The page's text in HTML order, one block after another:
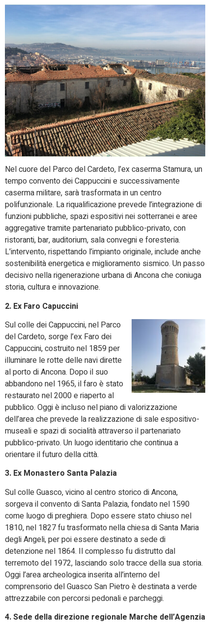
Nel cuore del Parco del Cardeto, l’ex caserma Stamura, un
tempo convento dei Cappuccini e successivamente
caserma militare, sarà trasformata in un centro
polifunzionale. La riqualiﬁcazione prevede l’integrazione di
funzioni pubbliche, spazi espositivi nei sotterranei e aree
aggregative tramite partenariato pubblico-privato, con
ristoranti, bar, auditorium, sala convegni e foresteria.
L’intervento, rispettando l’impianto originale, include anche
sostenibilità energetica e miglioramento sismico. Un passo
decisivo nella rigenerazione urbana di Ancona che coniuga
storia, cultura e innovazione.
2. Ex Faro Capuccini
Sul colle dei Cappuccini, nel Parco
del Cardeto, sorge l’ex Faro dei
Cappuccini, costruito nel 1859 per
illuminare le rotte delle navi dirette
al porto di Ancona. Dopo il suo
abbandono nel 1965, il faro è stato
restaurato nel 2000 e riaperto al
pubblico. Oggi è incluso nel piano di valorizzazione
dell’area che prevede la realizzazione di sale espositivo-
museali e spazi di socialità attraverso il partenariato
pubblico-privato. Un luogo identitario che continua a
orientare il futuro della città.
3. Ex Monastero Santa Palazia
Sul colle Guasco, vicino al centro storico di Ancona,
sorgeva il convento di Santa Palazia, fondato nel 1590
come luogo di preghiera. Dopo essere stato chiuso nel
1810, nel 1827 fu trasformato nella chiesa di Santa Maria
degli Angeli, per poi essere destinato a sede di
detenzione nel 1864. Il complesso fu distrutto dal
terremoto del 1972, lasciando solo tracce della sua storia.
Oggi l’area archeologica inserita all’interno del
comprensorio del Guasco San Pietro è destinata a verde
attrezzabile con percorsi pedonali e parcheggi.
4. Sede della direzione regionale Marche dell’Agenzia